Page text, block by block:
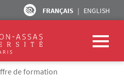
FRANÇAIS ENGLISH
de formation